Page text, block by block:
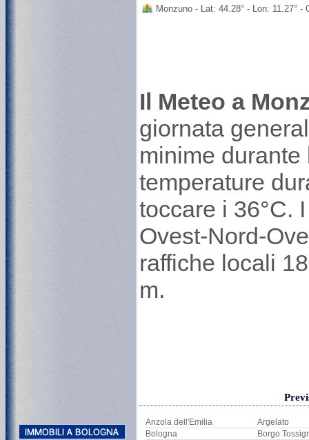
Monzuno - Lat: 44.28° - Lon: 11.27°
Il Meteo a
giornata
minime
temperature
toccare i 36°C.
Ovest-Nord-
raffiche locali
m.
Anzola dell'Emilia
Argelato
Bologna
Borgo